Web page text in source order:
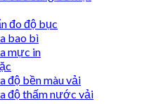
đo độ bục
bao bì
mực in
độ bền màu vải
độ thấm nước vải